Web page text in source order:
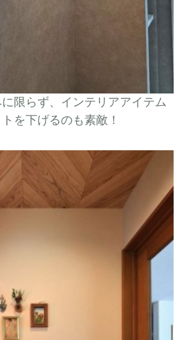
限らず、インテリアアイテム
を下げるのも素敵！